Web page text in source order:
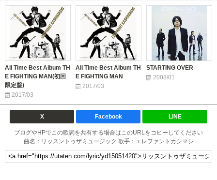
All Time Best Album TH
E FIGHTING MAN(初回
限定盤)
2017/03
All Time Best Album TH
E FIGHTING MAN
2017/03
STARTING OVER
2008/01
X Facebook LINE
ブログやHPでこの歌詞を共有する場合はこのURLをコピーしてください
曲名：リッスントゥザミュージック 歌手：エレファントカシマシ